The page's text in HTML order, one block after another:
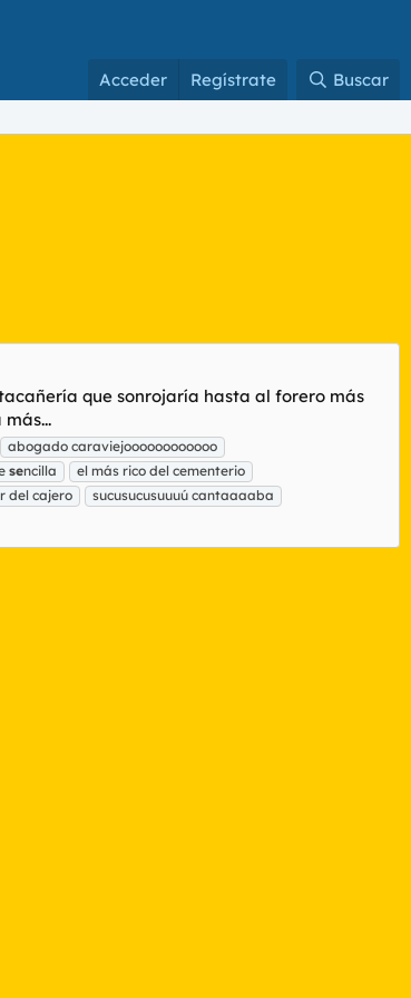
Acceder Regístrate Buscar
que sonrojaría hasta al forero más
abogado caraviejoooooooooooo
sencilla
el más rico del cementerio
del cajero
sucusucusuuuú cantaaaaba